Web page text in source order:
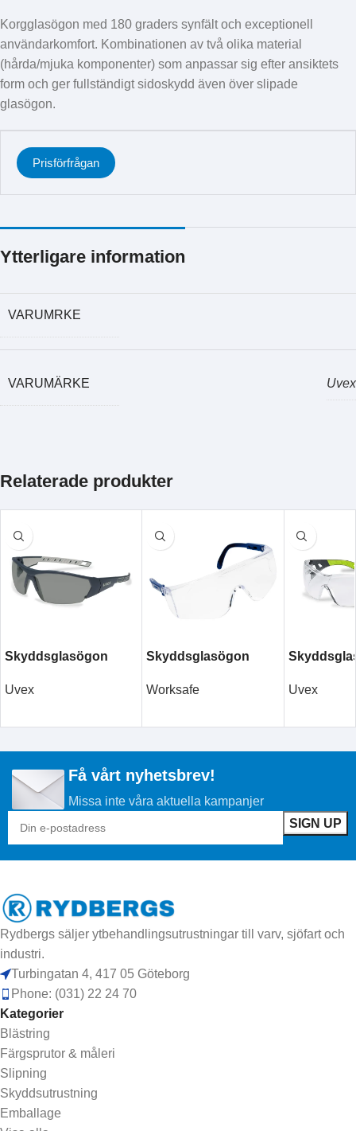
Korgglasögon med 180 graders synfält och exceptionell
användarkomfort. Kombinationen av två olika material
(hårda/mjuka komponenter) som anpassar sig efter ansiktets
form och ger fullständigt sidoskydd även över slipade
glasögon.
Prisförfrågan
Ytterligare information
VARUMRKE
VARUMÄRKE Uvex
Relaterade produkter
Skyddsglasögon
Uvex
Skyddsglasögon
Worksafe
Uvex
Få vårt nyhetsbrev!
Missa inte våra aktuella kampanjer
Rydbergs säljer ytbehandlingsutrustningar till varv, sjöfart och
industri.
Turbingatan 4, 417 05 Göteborg
Phone: (031) 22 24 70
Kategorier
Blästring
Färgsprutor & måleri
Slipning
Skyddsutrustning
Emballage